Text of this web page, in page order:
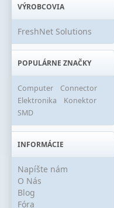
VÝROBCOVIA
FreshNet Solutions
POPULÁRNE ZNAČKY
Computer
Connector
Elektronika
Konektor
SMD
INFORMÁCIE
Napíšte nám
O Nás
Blog
Fóra